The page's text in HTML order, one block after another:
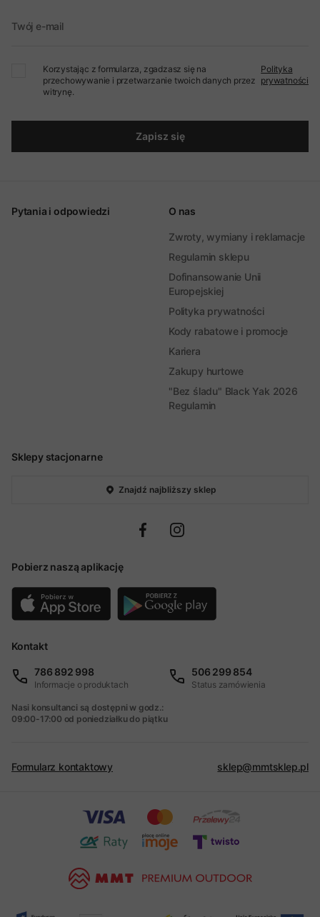
Twój e-mail
Korzystając z formularza, zgadzasz się na
przechowywanie i przetwarzanie twoich danych przez
witrynę.
Polityka
prywatności
Zapisz się
Sklepy stacjonarne
Znajdź najbliższy sklep
Pobierz naszą aplikację
Pytania i odpowiedzi O nas
Zwroty, wymiany i reklamacje
Regulamin sklepu
Dofinansowanie Unii
Europejskiej
Polityka prywatności
Kody rabatowe i promocje
Kariera
Zakupy hurtowe
"Bez śladu" Black Yak 2026
Regulamin
Kontakt
786 892 998
Informacje o produktach
506 299 854
Status zamówienia
Nasi konsultanci są dostępni w godz.:
09:00-17:00 od poniedziałku do piątku
Formularz kontaktowy sklep@mmtsklep.pl